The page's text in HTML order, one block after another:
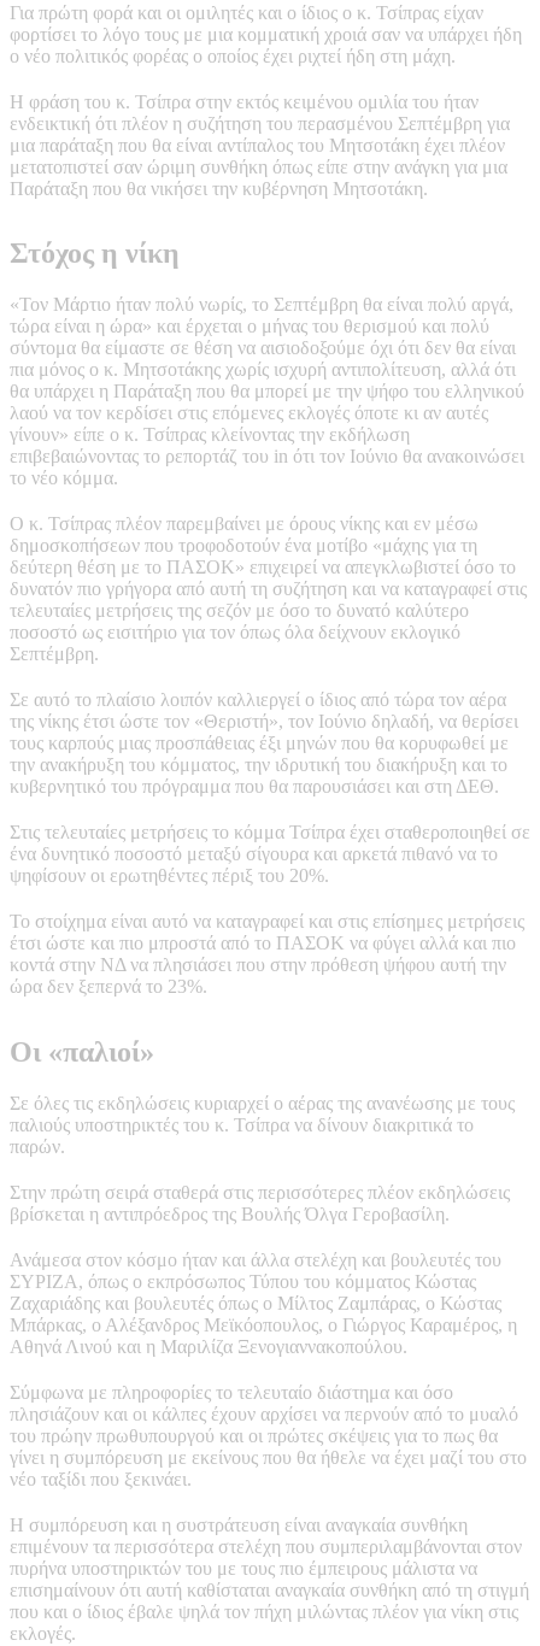
Για πρώτη φορά και οι ομιλητές και ο ίδιος ο κ. Τσίπρας είχαν
φορτίσει το λόγο τους με μια κομματική χροιά σαν να υπάρχει ήδη
ο νέο πολιτικός φορέας ο οποίος έχει ριχτεί ήδη στη μάχη.
Η φράση του κ. Τσίπρα στην εκτός κειμένου ομιλία του ήταν
ενδεικτική ότι πλέον η συζήτηση του περασμένου Σεπτέμβρη για
μια παράταξη που θα είναι αντίπαλος του Μητσοτάκη έχει πλέον
μετατοπιστεί σαν ώριμη συνθήκη όπως είπε στην ανάγκη για μια
Παράταξη που θα νικήσει την κυβέρνηση Μητσοτάκη.
Στόχος η νίκη
«Τον Μάρτιο ήταν πολύ νωρίς, το Σεπτέμβρη θα είναι πολύ αργά,
τώρα είναι η ώρα» και έρχεται ο μήνας του θερισμού και πολύ
σύντομα θα είμαστε σε θέση να αισιοδοξούμε όχι ότι δεν θα είναι
πια μόνος ο κ. Μητσοτάκης χωρίς ισχυρή αντιπολίτευση, αλλά ότι
θα υπάρχει η Παράταξη που θα μπορεί με την ψήφο του ελληνικού
λαού να τον κερδίσει στις επόμενες εκλογές όποτε κι αν αυτές
γίνουν» είπε ο κ. Τσίπρας κλείνοντας την εκδήλωση
επιβεβαιώνοντας το ρεπορτάζ του in ότι τον Ιούνιο θα ανακοινώσει
το νέο κόμμα.
Ο κ. Τσίπρας πλέον παρεμβαίνει με όρους νίκης και εν μέσω
δημοσκοπήσεων που τροφοδοτούν ένα μοτίβο «μάχης για τη
δεύτερη θέση με το ΠΑΣΟΚ» επιχειρεί να απεγκλωβιστεί όσο το
δυνατόν πιο γρήγορα από αυτή τη συζήτηση και να καταγραφεί στις
τελευταίες μετρήσεις της σεζόν με όσο το δυνατό καλύτερο
ποσοστό ως εισιτήριο για τον όπως όλα δείχνουν εκλογικό
Σεπτέμβρη.
Σε αυτό το πλαίσιο λοιπόν καλλιεργεί ο ίδιος από τώρα τον αέρα
της νίκης έτσι ώστε τον «Θεριστή», τον Ιούνιο δηλαδή, να θερίσει
τους καρπούς μιας προσπάθειας έξι μηνών που θα κορυφωθεί με
την ανακήρυξη του κόμματος, την ιδρυτική του διακήρυξη και το
κυβερνητικό του πρόγραμμα που θα παρουσιάσει και στη ΔΕΘ.
Στις τελευταίες μετρήσεις το κόμμα Τσίπρα έχει σταθεροποιηθεί σε
ένα δυνητικό ποσοστό μεταξύ σίγουρα και αρκετά πιθανό να το
ψηφίσουν οι ερωτηθέντες πέριξ του 20%.
Το στοίχημα είναι αυτό να καταγραφεί και στις επίσημες μετρήσεις
έτσι ώστε και πιο μπροστά από το ΠΑΣΟΚ να φύγει αλλά και πιο
κοντά στην ΝΔ να πλησιάσει που στην πρόθεση ψήφου αυτή την
ώρα δεν ξεπερνά το 23%.
Οι «παλιοί»
Σε όλες τις εκδηλώσεις κυριαρχεί ο αέρας της ανανέωσης με τους
παλιούς υποστηρικτές του κ. Τσίπρα να δίνουν διακριτικά το
παρών.
Στην πρώτη σειρά σταθερά στις περισσότερες πλέον εκδηλώσεις
βρίσκεται η αντιπρόεδρος της Βουλής Όλγα Γεροβασίλη.
Ανάμεσα στον κόσμο ήταν και άλλα στελέχη και βουλευτές του
ΣΥΡΙΖΑ, όπως ο εκπρόσωπος Τύπου του κόμματος Κώστας
Ζαχαριάδης και βουλευτές όπως ο Μίλτος Ζαμπάρας, ο Κώστας
Μπάρκας, ο Αλέξανδρος Μεϊκόοπουλος, ο Γιώργος Καραμέρος, η
Αθηνά Λινού και η Μαριλίζα Ξενογιαννακοπούλου.
Σύμφωνα με πληροφορίες το τελευταίο διάστημα και όσο
πλησιάζουν και οι κάλπες έχουν αρχίσει να περνούν από το μυαλό
του πρώην πρωθυπουργού και οι πρώτες σκέψεις για το πως θα
γίνει η συμπόρευση με εκείνους που θα ήθελε να έχει μαζί του στο
νέο ταξίδι που ξεκινάει.
Η συμπόρευση και η συστράτευση είναι αναγκαία συνθήκη
επιμένουν τα περισσότερα στελέχη που συμπεριλαμβάνονται στον
πυρήνα υποστηρικτών του με τους πιο έμπειρους μάλιστα να
επισημαίνουν ότι αυτή καθίσταται αναγκαία συνθήκη από τη στιγμή
που και ο ίδιος έβαλε ψηλά τον πήχη μιλώντας πλέον για νίκη στις
εκλογές.